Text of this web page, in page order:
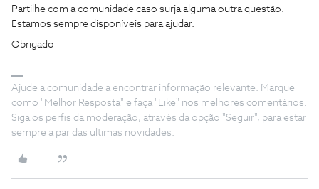
Partilhe com a comunidade caso surja alguma outra questão.
Estamos sempre disponíveis para ajudar.
Obrigado
Ajude a comunidade a encontrar informação relevante. Marque
como "Melhor Resposta" e faça "Like" nos melhores comentários.
Siga os perfis da moderação, através da opção "Seguir", para estar
sempre a par das ultimas novidades.